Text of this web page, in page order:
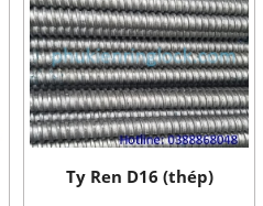
Ty Ren D16 (thép)